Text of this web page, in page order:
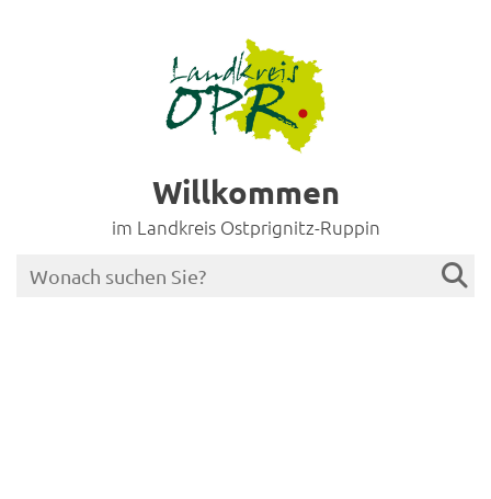
Willkommen
im Landkreis Ostprignitz-Ruppin